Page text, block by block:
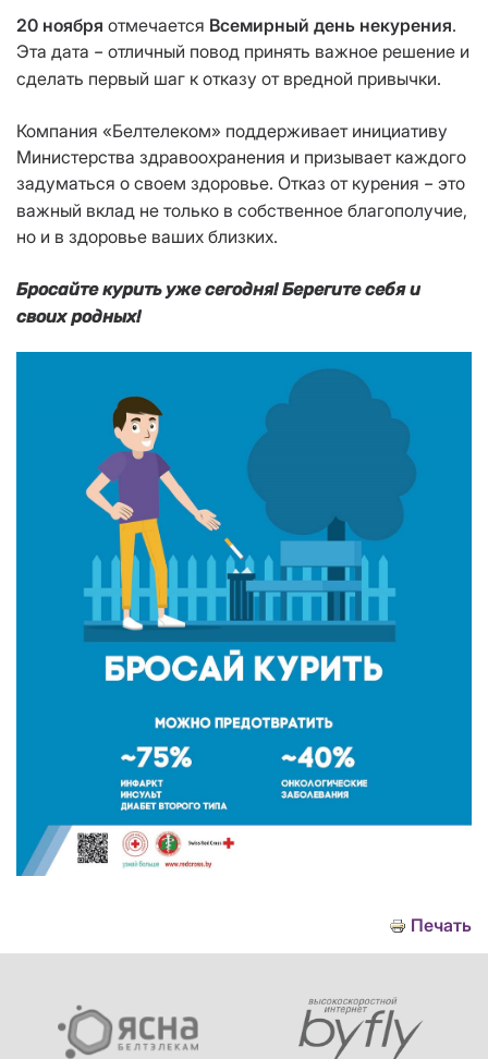
20 ноября отмечается Всемирный день некурения.
Эта дата – отличный повод принять важное решение и
сделать первый шаг к отказу от вредной привычки.
Компания «Белтелеком» поддерживает инициативу
Министерства здравоохранения и призывает каждого
задуматься о своем здоровье. Отказ от курения – это
важный вклад не только в собственное благополучие,
но и в здоровье ваших близких.
Бросайте курить уже сегодня! Берегите себя и
своих родных!
Печать